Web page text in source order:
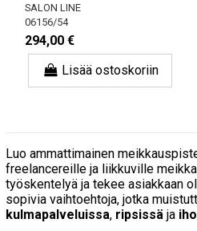
SALON LINE
06156/54
294,00 €
Lisää ostoskoriin
Luo ammattimainen
freelancereille ja liikkuville
työskentelyä ja tekee asiakkaan
sopivia vaihtoehtoja, jotka
kulmapalveluissa, ripsissä ja